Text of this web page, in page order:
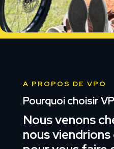
A PROPOS DE VPO
Pourquoi choisir
Nous venons
nous